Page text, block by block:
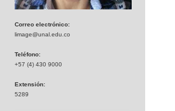
Correo electrónico:
limage@unal.edu.co
Teléfono:
+57 (4) 430 9000
Extensión:
5289